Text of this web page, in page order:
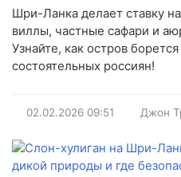
Шри-Ланка делает ставку
виллы, частные сафари и
Узнайте, как остров
состоятельных россиян!
02.02.2026 09:51 Джон